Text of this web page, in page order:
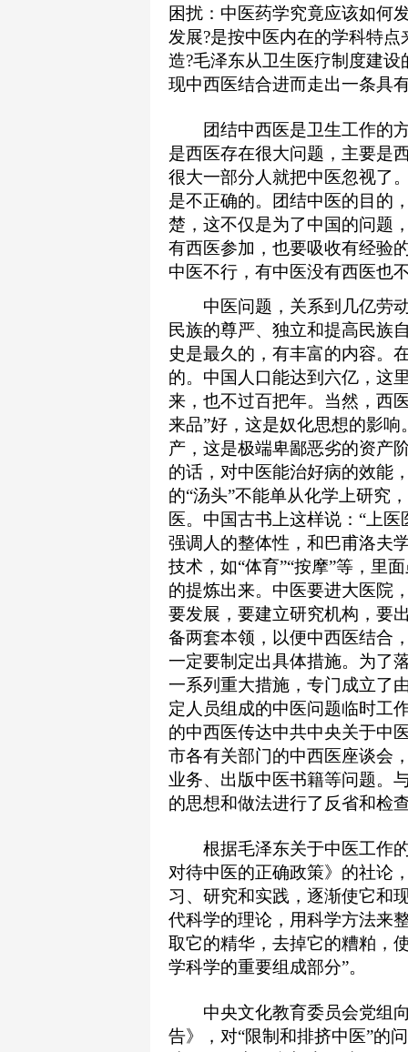
困扰：中医药学究竟应该如何
发展?是按中医内在的学科特
造?毛泽东从卫生医疗制度建
现中西医结合进而走出一条具
团结中西医是卫生工作的方
是西医存在很大问题，主要是
很大一部分人就把中医忽视了
是不正确的。团结中医的目的
楚，这不仅是为了中国的问题
有西医参加，也要吸收有经验
中医不行，有中医没有西医也
中医问题，关系到几亿劳动
民族的尊严、独立和提高民族
史是最久的，有丰富的内容。
的。中国人口能达到六亿，这
来，也不过百把年。当然，西
来品”好，这是奴化思想的影
产，这是极端卑鄙恶劣的资产
的话，对中医能治好病的效能
的“汤头”不能单从化学上研究
医。中国古书上这样说：“上
强调人的整体性，和巴甫洛夫
技术，如“体育”“按摩”等，里
的提炼出来。中医要进大医院
要发展，要建立研究机构，要
备两套本领，以便中西医结合
一定要制定出具体措施。为了
一系列重大措施，专门成立了
定人员组成的中医问题临时工
的中西医传达中共中央关于中
市各有关部门的中西医座谈会
业务、出版中医书籍等问题。
的思想和做法进行了反省和检
根据毛泽东关于中医工作的
对待中医的正确政策》的社论
习、研究和实践，逐渐使它和
代科学的理论，用科学方法来
取它的精华，去掉它的糟粕，
学科学的重要组成部分”。
中央文化教育委员会党组向
告》，对“限制和排挤中医”的